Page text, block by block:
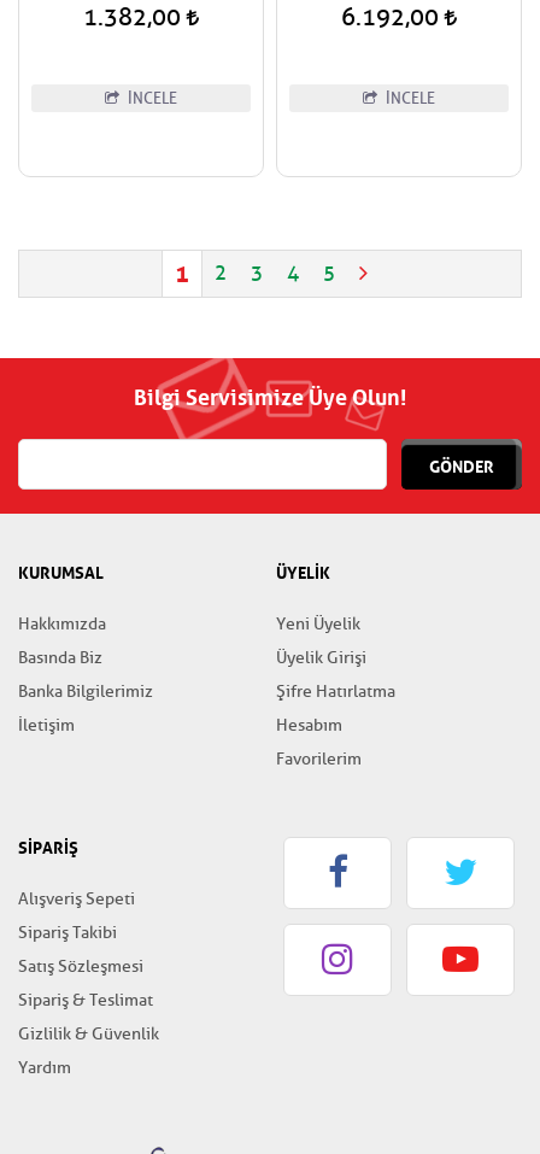
1.382,00
İNCELE
6.192,00
İNCELE
1 2 3 4 5
Bilgi Servisimize Üye Olun!
GÖNDER
KURUMSAL
Hakkımızda
Basında Biz
Banka Bilgilerimiz
İletişim
ÜYELİK
Yeni Üyelik
Üyelik Girişi
Şifre Hatırlatma
Hesabım
Favorilerim
SİPARİŞ
Alışveriş Sepeti
Sipariş Takibi
Satış Sözleşmesi
Sipariş & Teslimat
Gizlilik & Güvenlik
Yardım